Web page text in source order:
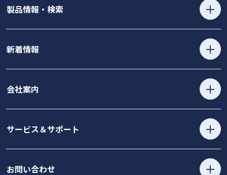
製品情報・検索
新着情報
会社案内
サービス＆サポート
お問い合わせ